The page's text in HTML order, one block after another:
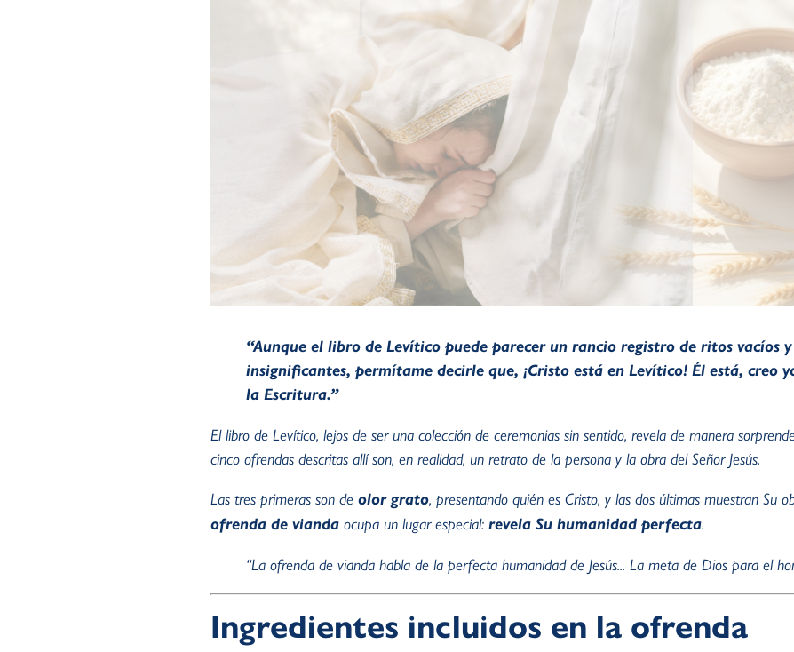
“Aunque el libro de Levítico puede parecer un rancio registro de ritos vacíos
insignificantes, permítame decirle que, ¡Cristo está en Levítico! Él está, creo
la Escritura.”
El libro de Levítico, lejos de ser una colección de ceremonias sin sentido, revela de manera
cinco ofrendas descritas allí son, en realidad, un retrato de la persona y la obra del Señor Jesús.
Las tres primeras son de olor grato, presentando quién es Cristo, y las dos últimas muestran Su
ofrenda de vianda ocupa un lugar especial: revela Su humanidad perfecta.
“La ofrenda de vianda habla de la perfecta humanidad de Jesús... La meta de Dios para el
Ingredientes incluidos en la ofrenda